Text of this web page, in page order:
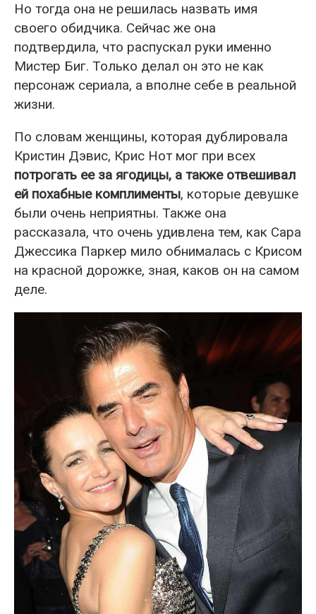
Но тогда она не решилась назвать имя
своего обидчика. Сейчас же она
подтвердила, что распускал руки именно
Мистер Биг. Только делал он это не как
персонаж сериала, а вполне себе в реальной
жизни.
По словам женщины, которая дублировала
Кристин Дэвис, Крис Нот мог при всех
потрогать ее за ягодицы, а также отвешивал
ей похабные комплименты, которые девушке
были очень неприятны. Также она
рассказала, что очень удивлена тем, как Сара
Джессика Паркер мило обнималась с Крисом
на красной дорожке, зная, каков он на самом
деле.